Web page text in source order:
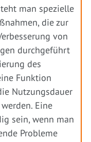
man spezielle
die zur
von
durchgeführt
des
Funktion
Nutzungsdauer
Eine
sein, wenn man
Probleme